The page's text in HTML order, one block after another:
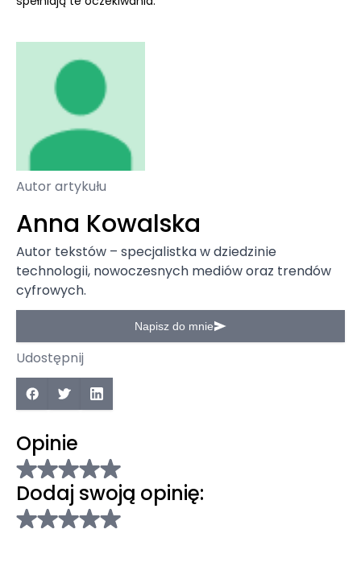
Autor artykułu
Anna Kowalska
Autor tekstów – specjalistka w dziedzinie
technologii, nowoczesnych mediów oraz trendów
cyfrowych.
Napisz do mnie
Udostępnij
Opinie
Dodaj swoją opinię: